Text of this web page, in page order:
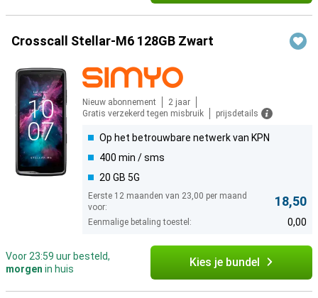
Crosscall Stellar-M6 128GB Zwart
Nieuw abonnement
2 jaar
Gratis verzekerd tegen misbruik
prijsdetails
Op het betrouwbare netwerk van KPN
400 min / sms
20 GB 5G
Eerste 12 maanden van 23,00 per maand
voor:
18,50
Eenmalige betaling toestel: 0,00
Voor 23:59 uur besteld,
morgen in huis Kies je bundel